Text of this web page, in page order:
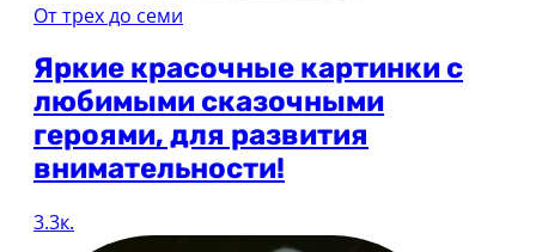
От трех до семи
Яркие красочные картинки с
любимыми сказочными
героями, для развития
внимательности!
3.3к.